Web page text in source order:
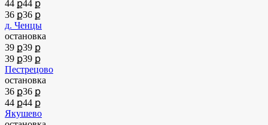
44 ք44 ք
36 ք36 ք
д. Ченцы
остановка
39 ք39 ք
39 ք39 ք
Пестрецово
остановка
36 ք36 ք
44 ք44 ք
Якушево